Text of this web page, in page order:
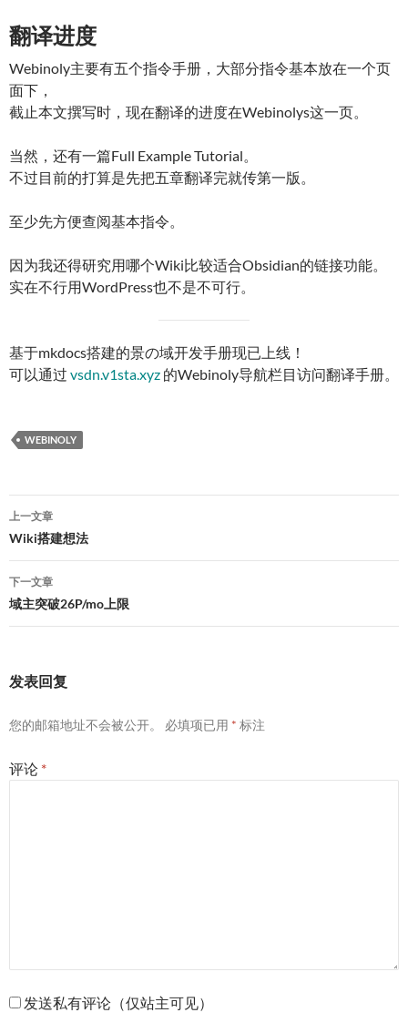
翻译进度
Webinoly主要有五个指令手册，大部分指令基本放在一个页
面下，
截止本文撰写时，现在翻译的进度在Webinolys这一页。
当然，还有一篇Full Example Tutorial。
不过目前的打算是先把五章翻译完就传第一版。
至少先方便查阅基本指令。
因为我还得研究用哪个Wiki比较适合Obsidian的链接功能。
实在不行用WordPress也不是不可行。
基于mkdocs搭建的景の域开发手册现已上线！
可以通过 vsdn.v1sta.xyz 的Webinoly导航栏目访问翻译手册。
WEBINOLY
文
章
导
航
上一文章
Wiki搭建想法
下一文章
域主突破26P/mo上限
发表回复
您的邮箱地址不会被公开。 必填项已用 * 标注
评论 *
发送私有评论（仅站主可见）